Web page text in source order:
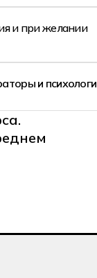
и при желании
и психологи